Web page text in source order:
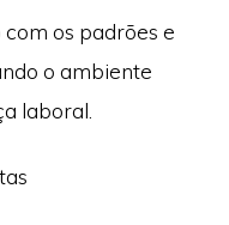
os padrões e
o ambiente
laboral.